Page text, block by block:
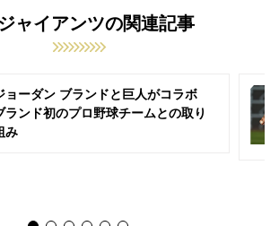
ャイアンツの関連記事
ョーダン ブランドと巨人がコラボ
ランド初のプロ野球チームとの取り
み